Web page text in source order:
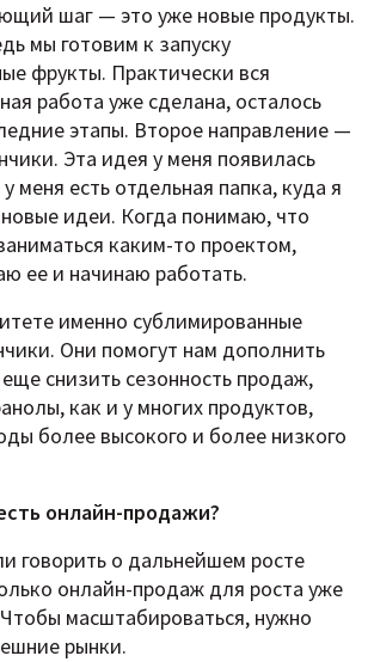
шаг — это уже новые продукты.
мы готовим к запуску
фрукты. Практически вся
работа уже сделана, осталось
этапы. Второе направление —
Эта идея у меня появилась
меня есть отдельная папка, куда я
идеи. Когда понимаю, что
каким-то проектом,
ее и начинаю работать.
именно сублимированные
Они помогут нам дополнить
снизить сезонность продаж,
как и у многих продуктов,
более высокого и более низкого
онлайн-продажи?
говорить о дальнейшем росте
онлайн-продаж для роста уже
масштабироваться, нужно
рынки.